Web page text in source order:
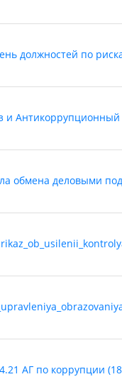
должностей по
и Антикоррупционный
обмена деловыми
АГ по коррупции